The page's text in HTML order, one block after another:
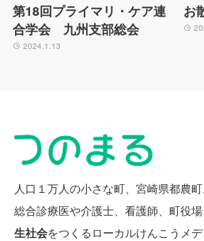
第18回プライマリ・ケア連
合学会 九州支部総会
2024.1.13
お
人口１万人の小さな町、宮崎県都農町
総合診療医や介護士、看護師、町役
生社会をつくるローカルけんこうメデ